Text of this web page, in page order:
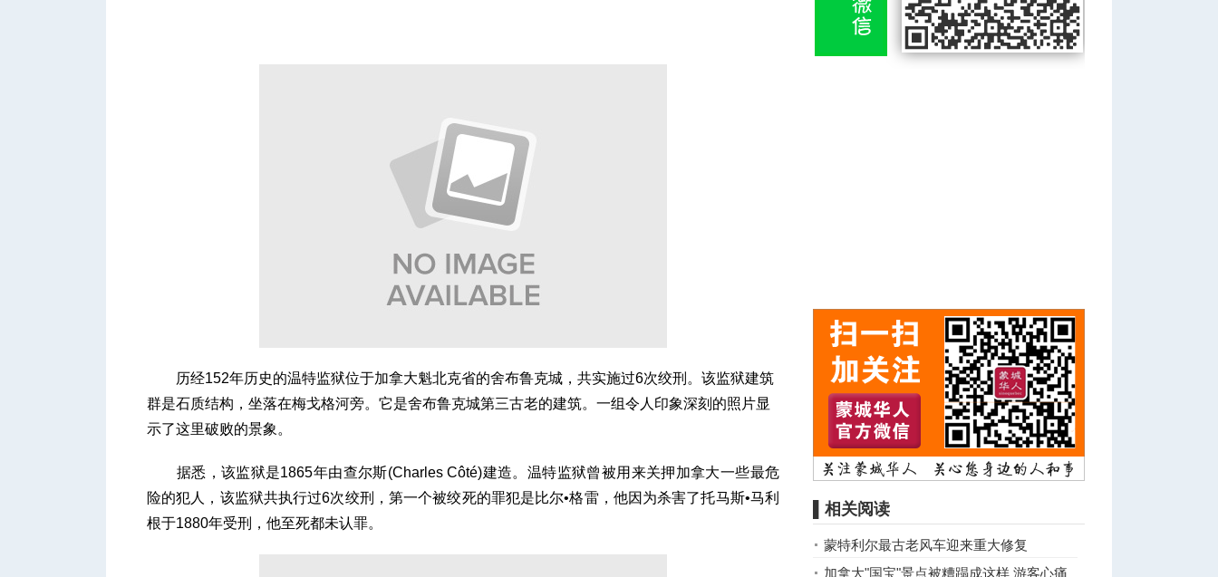
历经152年历史的温特监狱位于加拿大魁北克省的舍布鲁克城，共实施过6次绞刑。该监狱建筑
群是石质结构，坐落在梅戈格河旁。它是舍布鲁克城第三古老的建筑。一组令人印象深刻的照片显
示了这里破败的景象。
据悉，该监狱是1865年由查尔斯(Charles Côté)建造。温特监狱曾被用来关押加拿大一些最危
险的犯人，该监狱共执行过6次绞刑，第一个被绞死的罪犯是比尔•格雷，他因为杀害了托马斯•马利
根于1880年受刑，他至死都未认罪。
▌相关阅读
蒙特利尔最古老风车迎来重大修复
加拿大"国宝"景点被糟蹋成这样 游客心痛